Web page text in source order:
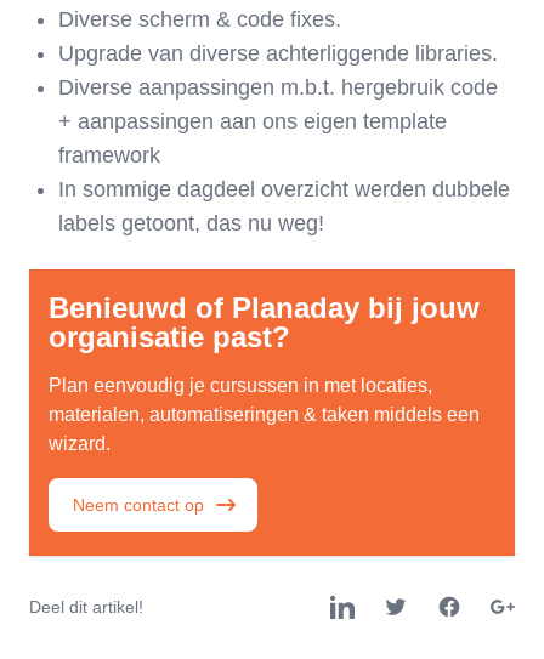
Diverse scherm & code fixes.
Upgrade van diverse achterliggende libraries.
Diverse aanpassingen m.b.t. hergebruik code
+ aanpassingen aan ons eigen template
framework
In sommige dagdeel overzicht werden dubbele
labels getoont, das nu weg!
Benieuwd of Planaday bij jouw
organisatie past?
Plan eenvoudig je cursussen in met locaties,
materialen, automatiseringen & taken middels een
wizard.
Neem contact op
Deel dit artikel!